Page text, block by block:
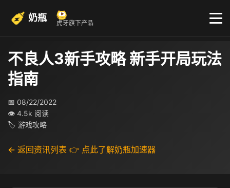
奶瓶 虎牙旗下产品
不良人3新手攻略 新手开局玩法
指南
📅 08/22/2022
👁 4.5k 阅读
🏷 游戏攻略
← 返回资讯列表 👉 点此了解奶瓶加速器